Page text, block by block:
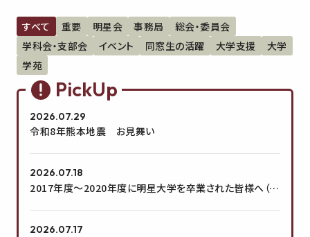
すべて 重要 明星会 事務局
総会・委員会
学科会・支部会
イベント 同窓生の活躍 大学支援
大学
学苑
PickUp
2026.07.29
令和8年熊本地震 お見舞い
2026.07.18
2017年度～2020年度に明星大学を卒業された皆様へ（大
2026.07.17